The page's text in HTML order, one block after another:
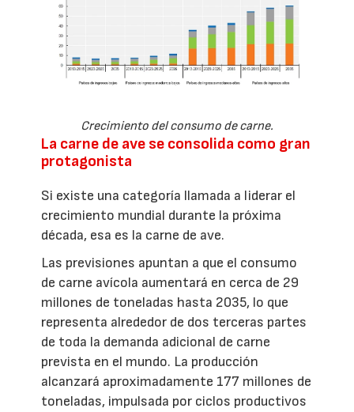
Crecimiento del consumo de carne.
La carne de ave se consolida como gran
protagonista
Si existe una categoría llamada a liderar el
crecimiento mundial durante la próxima
década, esa es la carne de ave.
Las previsiones apuntan a que el consumo
de carne avícola aumentará en cerca de 29
millones de toneladas hasta 2035, lo que
representa alrededor de dos terceras partes
de toda la demanda adicional de carne
prevista en el mundo. La producción
alcanzará aproximadamente 177 millones de
toneladas, impulsada por ciclos productivos